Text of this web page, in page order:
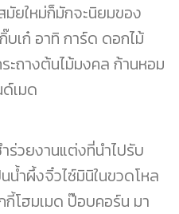
ยใหม่ก็มักจะนิยมของ
เก๋ อาทิ การ์ด ดอกไม้
ะถางต้นไม้มงคล ก้านหอม
เมด
ร่วยงานแต่งที่นำไปรับ
นน้ำผึ้งจิ๋วไซ์มินิในขวดโหล
กี้โฮมเมด ป๊อบคอร์น มา